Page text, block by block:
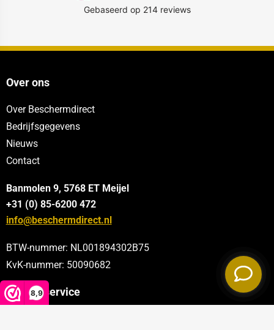
8,9
Over ons
Over Beschermdirect
Bedrijfsgegevens
Nieuws
Contact
Banmolen 9, 5768 ET Meijel
+31 (0) 85-6200 472
info@beschermdirect.nl
BTW-nummer: NL001894302B75
KvK-nummer: 50090682
Klantenservice